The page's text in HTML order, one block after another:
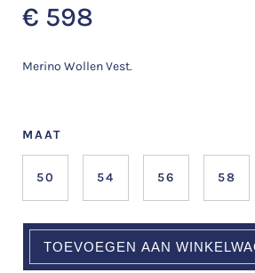
€ 598
Merino Wollen Vest.
MAAT
50 54 56 58
TOEVOEGEN AAN